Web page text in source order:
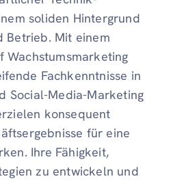
soliden Hintergrund
Betrieb. Mit einem
Wachstumsmarketing
Fachkenntnisse in
Social-Media-Marketing
konsequent
für eine
Ihre Fähigkeit,
zu entwickeln und